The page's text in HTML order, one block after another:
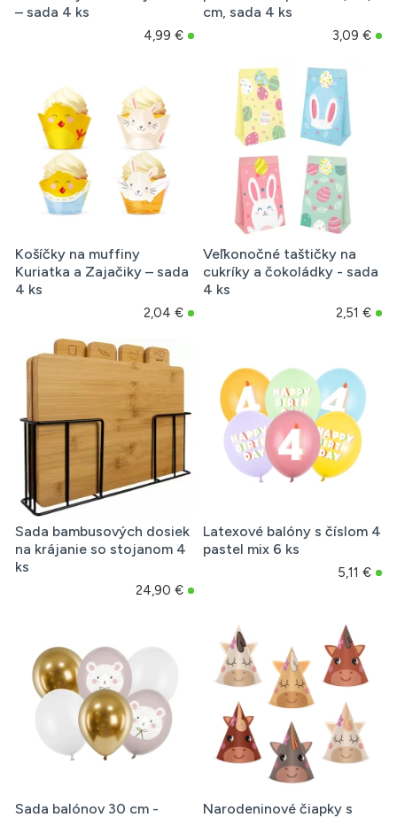
– sada 4 ks
4,99 €
cm, sada 4 ks
3,09 €
Košíčky na muffiny
Kuriatka a Zajačiky – sada
4 ks
2,04 €
Veľkonočné taštičky na
cukríky a čokoládky - sada
4 ks
2,51 €
Sada bambusových dosiek
na krájanie so stojanom 4
ks
24,90 €
Latexové balóny s číslom 4
pastel mix 6 ks
5,11 €
Sada balónov 30 cm - Narodeninové čiapky s